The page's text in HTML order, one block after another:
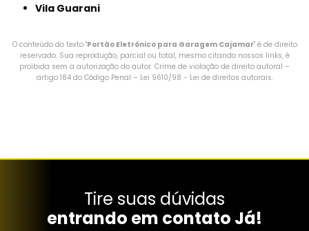
Vila Guarani
O conteúdo do texto "Portão Eletrônico para Garagem Cajamar" é de direito
reservado. Sua reprodução, parcial ou total, mesmo citando nossos links, é
proibida sem a autorização do autor. Crime de violação de direito autoral –
artigo 184 do Código Penal – Lei 9610/98 - Lei de direitos autorais.
Tire suas dúvidas
entrando em contato Já!